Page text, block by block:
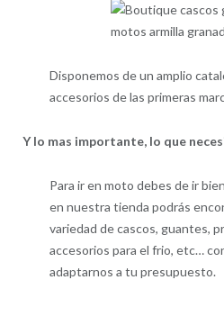
Disponemos de un amplio
accesorios de las primeras
Y lo mas importante, lo que
Para ir en moto debes de ir
en nuestra tienda podrás
variedad de cascos, guantes,
accesorios para el frio, etc…
adaptarnos a tu presupuesto.